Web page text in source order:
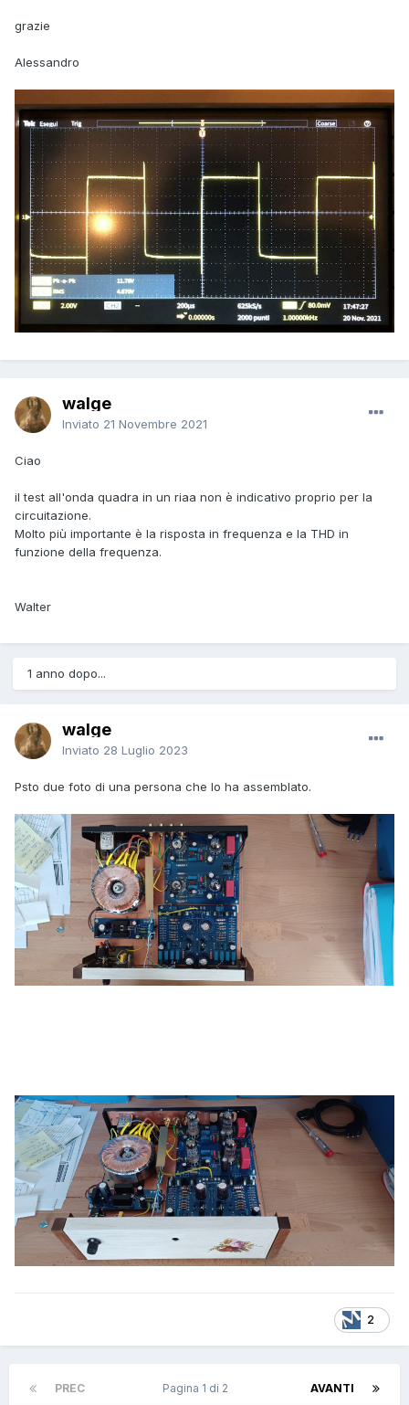
grazie
Alessandro
walge
Inviato 21 Novembre 2021
Ciao
il test all'onda quadra in un riaa non è indicativo proprio per la
circuitazione.
Molto più importante è la risposta in frequenza e la THD in
funzione della frequenza.
Walter
1 anno dopo...
walge
Inviato 28 Luglio 2023
Psto due foto di una persona che lo ha assemblato.
2
PREC AVANTI
Pagina 1 di 2